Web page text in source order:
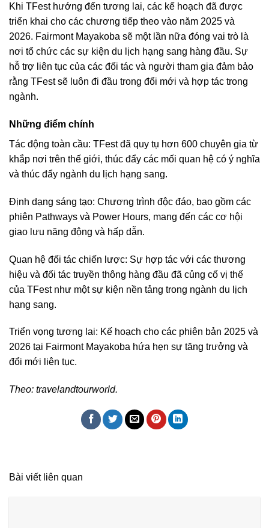
Khi TFest hướng đến tương lai, các kế hoạch đã được
triển khai cho các chương tiếp theo vào năm 2025 và
2026. Fairmont Mayakoba sẽ một lần nữa đóng vai trò là
nơi tổ chức các sự kiện du lịch hạng sang hàng đầu. Sự
hỗ trợ liên tục của các đối tác và người tham gia đảm bảo
rằng TFest sẽ luôn đi đầu trong đổi mới và hợp tác trong
ngành.
Những điểm chính
Tác động toàn cầu: TFest đã quy tụ hơn 600 chuyên gia từ
khắp nơi trên thế giới, thúc đẩy các mối quan hệ có ý nghĩa
và thúc đẩy ngành du lịch hạng sang.
Định dạng sáng tạo: Chương trình độc đáo, bao gồm các
phiên Pathways và Power Hours, mang đến các cơ hội
giao lưu năng động và hấp dẫn.
Quan hệ đối tác chiến lược: Sự hợp tác với các thương
hiệu và đối tác truyền thông hàng đầu đã củng cố vị thế
của TFest như một sự kiện nền tảng trong ngành du lịch
hạng sang.
Triển vọng tương lai: Kế hoạch cho các phiên bản 2025 và
2026 tại Fairmont Mayakoba hứa hẹn sự tăng trưởng và
đổi mới liên tục.
Theo: travelandtourworld.
Bài viết liên quan